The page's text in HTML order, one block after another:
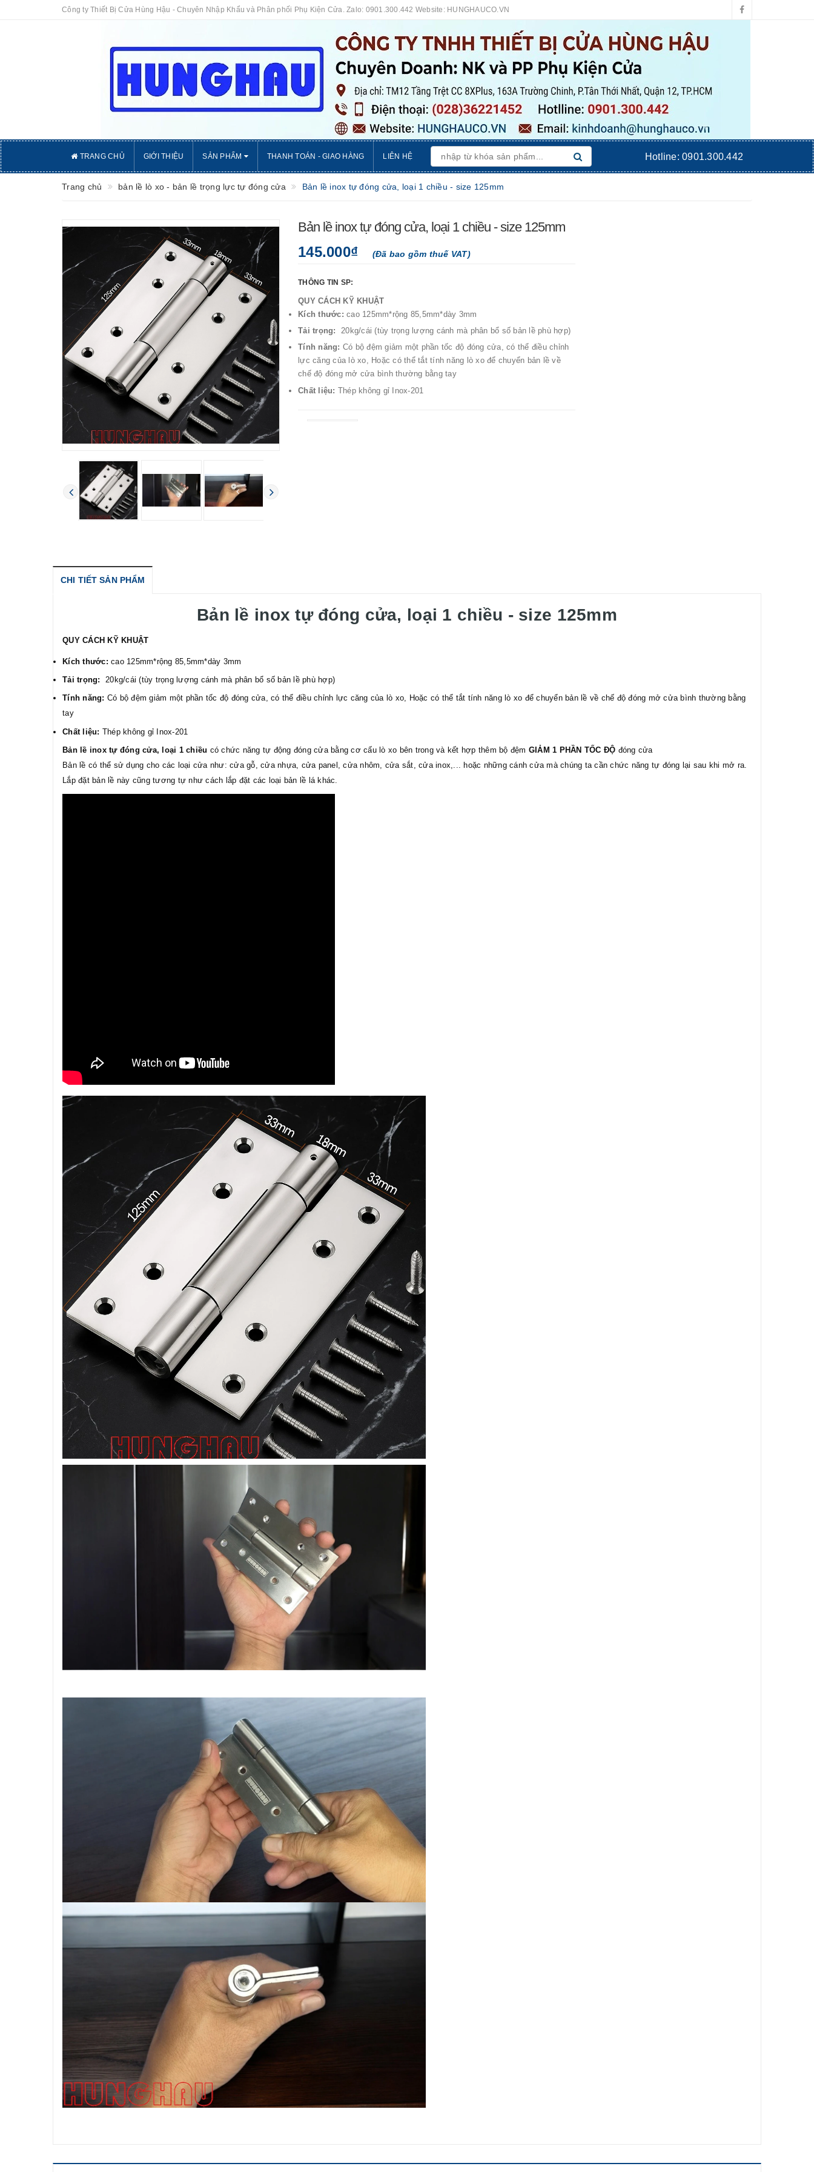
Công ty Thiết Bị Cửa Hùng Hậu - Chuyên Nhập Khẩu và Phân phối Phụ Kiện Cửa. Zalo: 0901.300.442 Website: HUNGHAUCO.VN
TRANG CHỦ GIỚI THIỆU SẢN PHẨM THANH TOÁN - GIAO HÀNG LIÊN HỆ Hotline: 0901.300.442
Trang chủ bản lề lò xo - bản lề trọng lực tự đóng cửa Bản lề inox tự đóng cửa, loại 1 chiều - size 125mm
Bản lề inox tự đóng cửa, loại 1 chiều - size 125mm
145.000₫ (Đã bao gồm thuế VAT)
THÔNG TIN SP:
QUY CÁCH KỸ KHUẬT
Kích thước: cao 125mm*rộng 85,5mm*dày 3mm
Tải trọng: 20kg/cái (tùy trọng lượng cánh mà phân bổ số bản lề phù hợp)
Tính năng: Có bộ đệm giảm một phần tốc độ đóng cửa, có thể điều chỉnh
lực căng của lò xo, Hoặc có thể tắt tính năng lò xo để chuyển bản lề về
chế độ đóng mở cửa bình thường bằng tay
Chất liệu: Thép không gỉ Inox-201
CHI TIẾT SẢN PHẨM
Bản lề inox tự đóng cửa, loại 1 chiều - size 125mm
QUY CÁCH KỸ KHUẬT
Kích thước: cao 125mm*rộng 85,5mm*dày 3mm
Tải trọng: 20kg/cái (tùy trọng lượng cánh mà phân bổ số bản lề phù hợp)
Tính năng: Có bộ đệm giảm một phần tốc độ đóng cửa, có thể điều chỉnh lực căng của lò xo, Hoặc có thể tắt tính năng lò xo để chuyển bản lề về chế độ đóng mở cửa bình thường bằng
tay
Chất liệu: Thép không gỉ Inox-201
Bản lề inox tự đóng cửa, loại 1 chiều có chức năng tự động đóng cửa bằng cơ cấu lò xo bên trong và kết hợp thêm bộ đệm GIẢM 1 PHẦN TỐC ĐỘ đóng cửa
Bản lề có thể sử dụng cho các loại cửa như: cửa gỗ, cửa nhựa, cửa panel, cửa nhôm, cửa sắt, cửa inox,... hoặc những cánh cửa mà chúng ta cần chức năng tự đóng lại sau khi mở ra.
Lắp đặt bản lề này cũng tương tự như cách lắp đặt các loại bản lề lá khác.